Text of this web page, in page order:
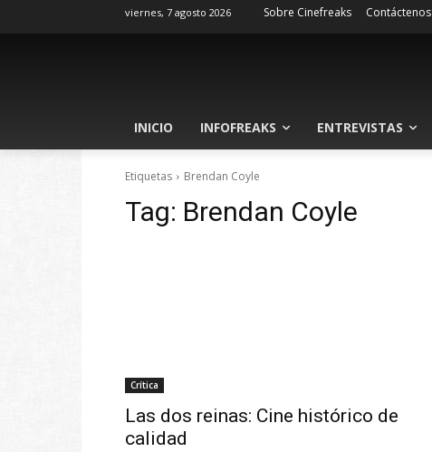
viernes, 7 agosto 2026 Sobre Cinefreaks Contáctenos
INICIO INFOFREAKS ENTREVISTAS
Etiquetas Brendan Coyle
Tag: Brendan Coyle
Crítica
Las dos reinas: Cine histórico de
calidad